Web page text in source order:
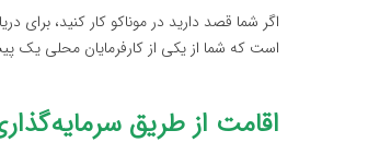
است که شما از یکی از کارفرمایان محلی یک
اقامت از طریق